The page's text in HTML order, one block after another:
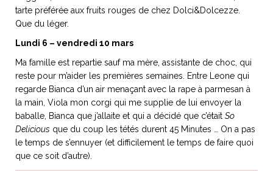
tarte préférée aux fruits rouges de chez Dolci&Dolcezze.
Que du léger.
Lundi 6 – vendredi 10 mars
Ma famille est repartie sauf ma mère, assistante de choc, qui
reste pour m’aider les premières semaines. Entre Leone qui
regarde Bianca d’un air menaçant avec la rape à parmesan à
la main, Viola mon corgi qui me supplie de lui envoyer la
baballe, Bianca que j’allaite et qui a décidé que c’était So
Delicious que du coup les tétés durent 45 Minutes … On a pas
le temps de s’ennuyer (et difficilement le temps de faire quoi
que ce soit d’autre).